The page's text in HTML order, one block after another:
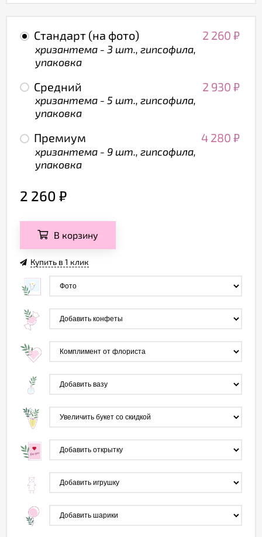
Стандарт (на фото) 2 260 ₽
хризантема - 3 шт., гипсофила,
упаковка
Средний 2 930 ₽
хризантема - 5 шт., гипсофила,
упаковка
Премиум 4 280 ₽
хризантема - 9 шт., гипсофила,
упаковка
2 260 ₽
В корзину
Купить в 1 клик